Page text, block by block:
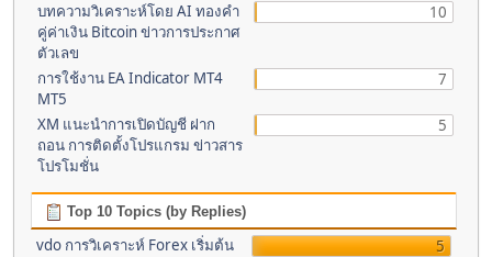
บทความวิเคราะห์โดย AI ทองคำ
คู่ค่าเงิน Bitcoin ข่าวการประกาศ
ตัวเลข
10
การใช้งาน EA Indicator MT4
MT5
7
XM แนะนำการเปิดบัญชี ฝาก
ถอน การติดตั้งโปรแกรม ข่าวสาร
โปรโมชั่น
5
Top 10 Topics (by Replies)
vdo การวิเคราะห์ Forex เริ่มต้น
5